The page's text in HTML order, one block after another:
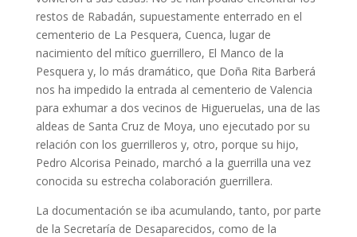
restos de Rabadán, supuestamente enterrado en el
cementerio de La Pesquera, Cuenca, lugar de
nacimiento del mítico guerrillero, El Manco de la
Pesquera y, lo más dramático, que Doña Rita Barberá
nos ha impedido la entrada al cementerio de Valencia
para exhumar a dos vecinos de Higueruelas, una de las
aldeas de Santa Cruz de Moya, uno ejecutado por su
relación con los guerrilleros y, otro, porque su hijo,
Pedro Alcorisa Peinado, marchó a la guerrilla una vez
conocida su estrecha colaboración guerrillera.
La documentación se iba acumulando, tanto, por parte
de la Secretaría de Desaparecidos, como de la